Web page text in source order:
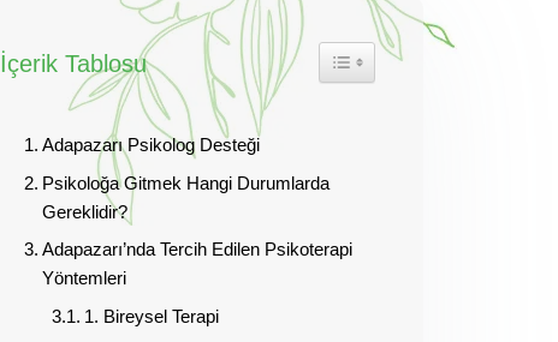
İçerik Tablosu
Adapazarı Psikolog Desteği
Psikoloğa Gitmek Hangi Durumlarda
Gereklidir?
Adapazarı’nda Tercih Edilen Psikoterapi
Yöntemleri
1. Bireysel Terapi